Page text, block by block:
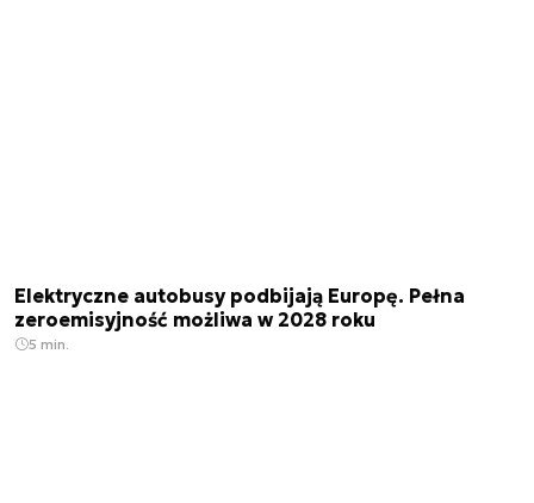
Elektryczne autobusy podbijają Europę. Pełna
zeroemisyjność możliwa w 2028 roku
5 min.